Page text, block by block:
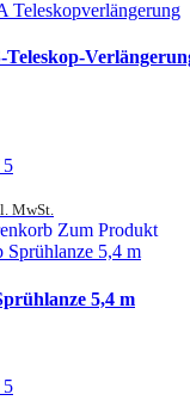
5
MwSt.
Zum Produkt
5,4 m
5